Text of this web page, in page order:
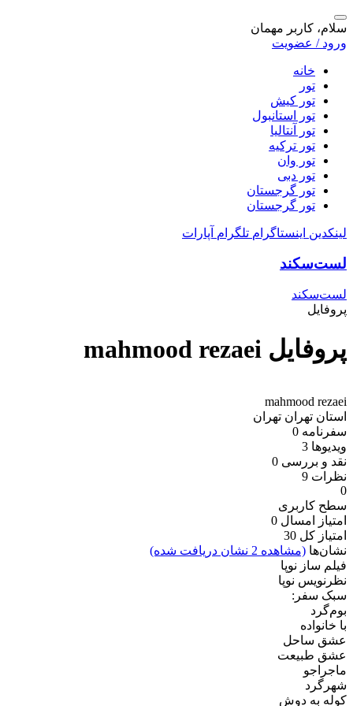
سلام، کاربر مهمان
ورود / عضویت
خانه
تور
تور کیش
تور استانبول
تور آنتالیا
تور ترکیه
تور وان
تور دبی
تور گرجستان
تور گرجستان
لینکدین اینستاگرام تلگرام آپارات
لست‌سکند
لست‌سکند
پروفایل
پروفایل mahmood rezaei
mahmood rezaei
استان تهران تهران
سفرنامه 0
ویدیو‌ها 3
نقد و بررسی 0
نظرات 9
0
سطح کاربری
امتیاز امسال 0
امتیاز کل 30
نشان‌ها (مشاهده 2 نشان دریافت شده)
فیلم ساز نوپا
نظرنویس نوپا
سبک سفر:
بوم‌گرد
با خانواده
عشق ساحل
عشق طبیعت
ماجراجو
شهرگرد
کوله به دوش